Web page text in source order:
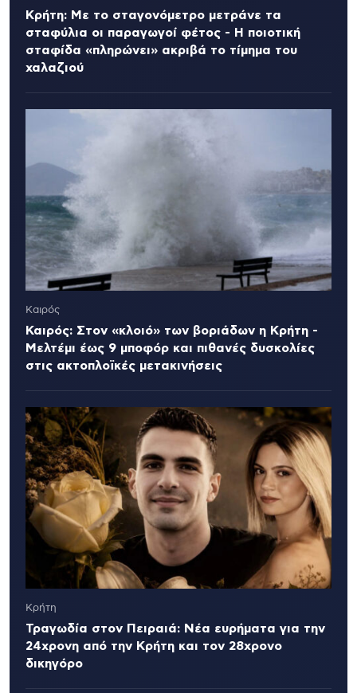
Κρήτη: Με το σταγονόμετρο μετράνε τα
σταφύλια οι παραγωγοί φέτος - Η ποιοτική
σταφίδα «πληρώνει» ακριβά το τίμημα του
χαλαζιού
Καιρός
Καιρός: Στον «κλοιό» των βοριάδων η Κρήτη -
Μελτέμι έως 9 μποφόρ και πιθανές δυσκολίες
στις ακτοπλοϊκές μετακινήσεις
Κρήτη
Τραγωδία στον Πειραιά: Νέα ευρήματα για την
24χρονη από την Κρήτη και τον 28χρονο
δικηγόρο